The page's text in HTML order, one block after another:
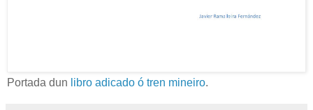
Portada dun libro adicado ó tren mineiro.